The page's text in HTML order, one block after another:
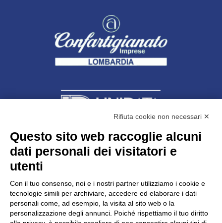
Unidata s.r.lcon unico socio
Largo dell’Artigianato, 1 - 23100 Sondrio
C.F. 00481790145 - N.REA SO-36426
PEC: unidata.sondrio@legalmail.it
Cap. soc. euro 100.000,00 i.v.
Rifiuta cookie non necessari ✕
Questo sito web raccoglie alcuni
dati personali dei visitatori e
utenti
Con il tuo consenso, noi e i nostri partner utilizziamo i cookie e
tecnologie simili per archiviare, accedere ed elaborare i dati
personali come, ad esempio, la visita al sito web o la
personalizzazione degli annunci. Poiché rispettiamo il tuo diritto